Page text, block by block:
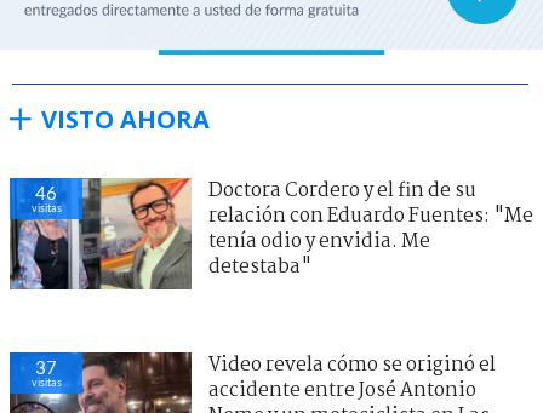
VISTO AHORA
46
visitas
Doctora Cordero y el fin de su
relación con Eduardo Fuentes: "Me
tenía odio y envidia. Me
detestaba"
37
visitas
Video revela cómo se originó el
accidente entre José Antonio